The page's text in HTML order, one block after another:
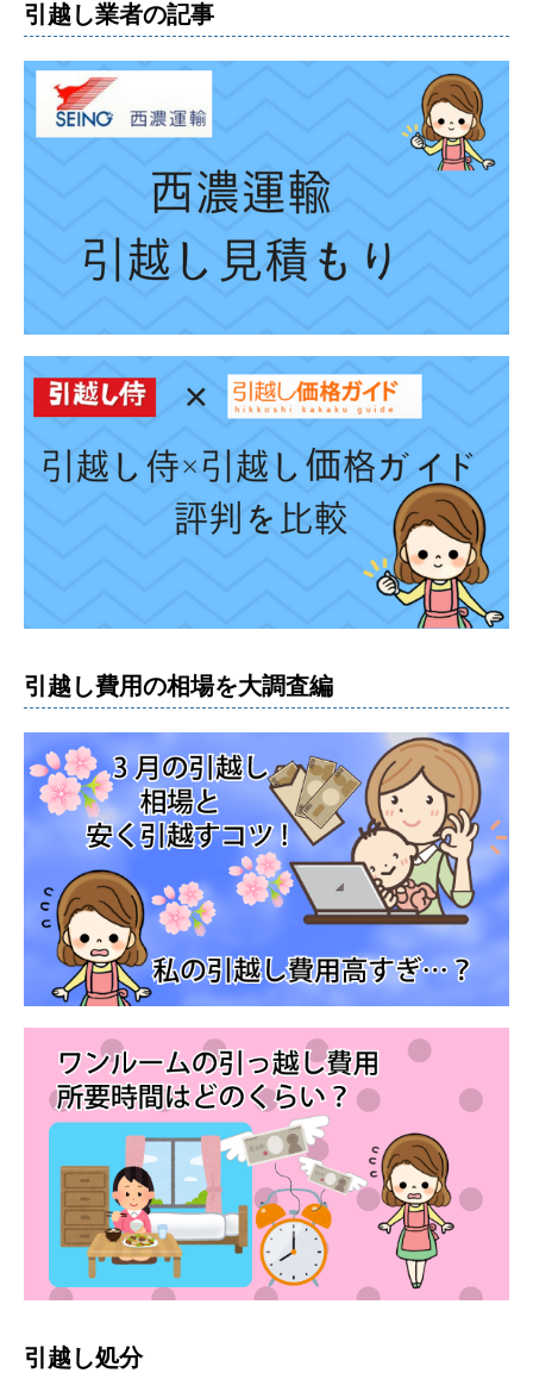
引越し業者の記事
引越し費用の相場を大調査編
引越し処分